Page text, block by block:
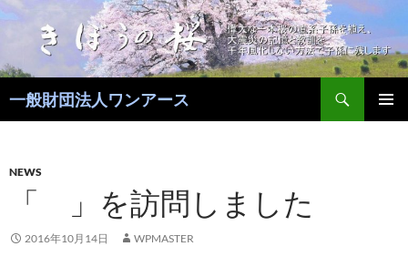
コ
ン
ツ
へ
一般財団法人ワンアース
NEWS
「 」を訪問しました
2016年10月14日 WPMASTER